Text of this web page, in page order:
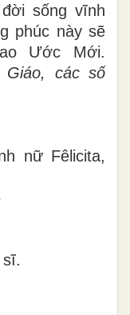
sống vĩnh
phúc này sẽ
Ước Mới.
Giáo, các số
nữ Fêlicita,
sĩ.